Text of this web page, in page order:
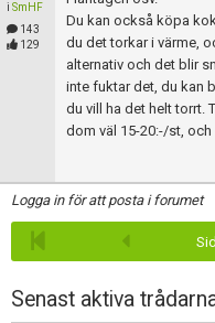
i SmHF
143
129
Du kan också köpa
du det torkar i värme,
alternativ och det blir
inte fuktar det, du kan
du vill ha det helt torrt.
dom väl 15-20:-/st,
Logga in för att posta i forumet
Senast aktiva